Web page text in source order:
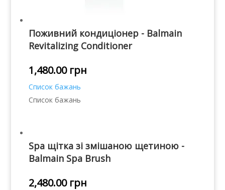
Поживний кондиціонер - Balmain
Revitalizing Conditioner
1,480.00 грн
Список бажань
Список бажань
Spa щітка зі змішаною щетиною -
Balmain Spa Brush
2,480.00 грн